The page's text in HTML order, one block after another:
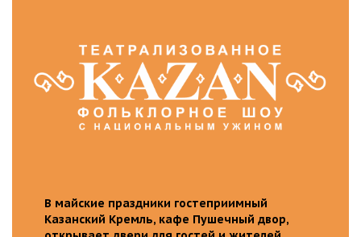
В майские праздники гостеприимный
Казанский Кремль, кафе Пушечный двор,